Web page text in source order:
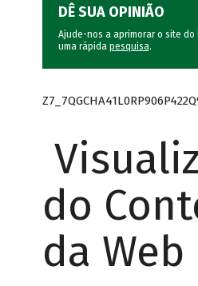
DÊ SUA OPINIÃO
Ajude-nos a aprimorar o site do
uma rápida pesquisa.
do
da Web